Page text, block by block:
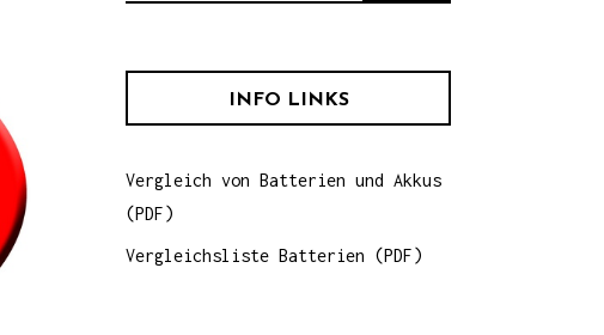
n
a
c
INFO LINKS
Vergleich von Batterien und Akkus
(PDF)
Vergleichsliste Batterien (PDF)